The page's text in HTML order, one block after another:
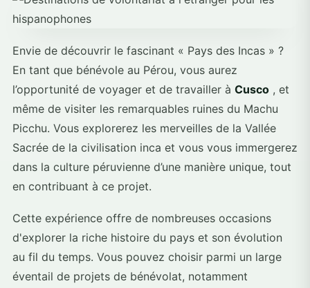
Envie de découvrir le fascinant « Pays des Incas » ?
En tant que bénévole au Pérou, vous aurez
l’opportunité de voyager et de travailler à Cusco , et
même de visiter les remarquables ruines du Machu
Picchu. Vous explorerez les merveilles de la Vallée
Sacrée de la civilisation inca et vous vous immergerez
dans la culture péruvienne d’une manière unique, tout
en contribuant à ce projet.
Cette expérience offre de nombreuses occasions
d'explorer la riche histoire du pays et son évolution
au fil du temps. Vous pouvez choisir parmi un large
éventail de projets de bénévolat, notamment